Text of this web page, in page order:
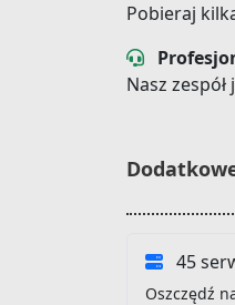
Pobieraj
Nasz
45
Oszczędź